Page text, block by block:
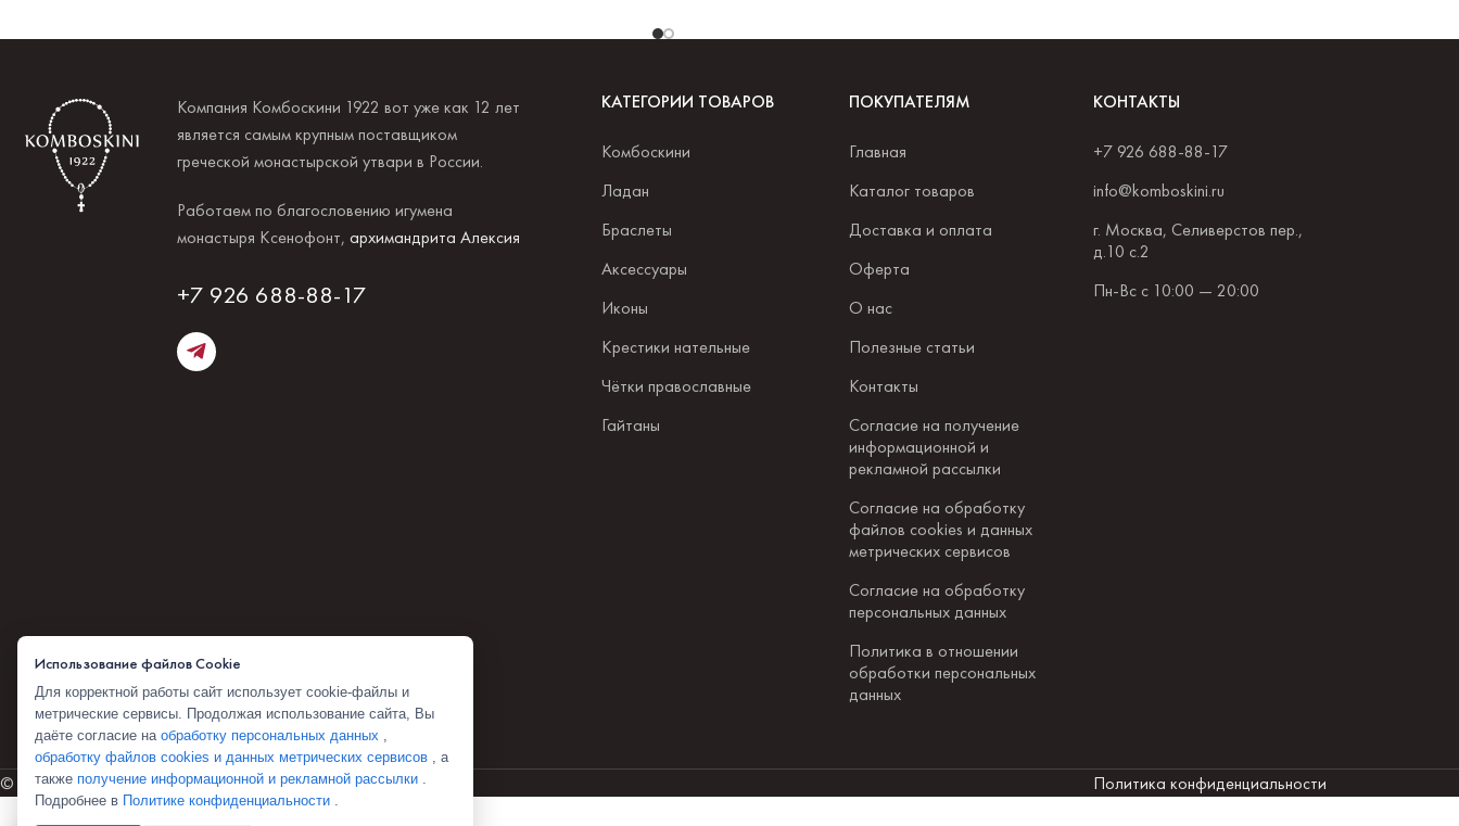
Компания Комбоскини 1922 вот уже как 12 лет
является самым крупным поставщиком
греческой монастырской утвари в России.
Работаем по благословению игумена
монастыря Ксенофонт, архимандрита Алексия
+7 926 688-88-17
КАТЕГОРИИ ТОВАРОВ
Комбоскини
Ладан
Браслеты
Аксессуары
Иконы
Крестики нательные
Чётки православные
Гайтаны
ПОКУПАТЕЛЯМ
Главная
Каталог товаров
Доставка и оплата
Оферта
О нас
Полезные статьи
Контакты
Согласие на получение
информационной и
рекламной рассылки
Согласие на обработку
файлов cookies и данных
метрических сервисов
Согласие на обработку
персональных данных
Политика в отношении
обработки персональных
данных
КОНТАКТЫ
+7 926 688-88-17
info@komboskini.ru
г. Москва, Селиверстов пер.,
д.10 с.2
Пн-Вс с 10:00 — 20:00
© 2026 Комбоскини 1922 Политика конфиденциальности
Использование файлов Cookie
Для корректной работы сайт использует cookie-файлы и
метрические сервисы. Продолжая использование сайта, Вы
даёте согласие на обработку персональных данных ,
обработку файлов cookies и данных метрических сервисов , а
также получение информационной и рекламной рассылки .
Подробнее в Политике конфиденциальности .